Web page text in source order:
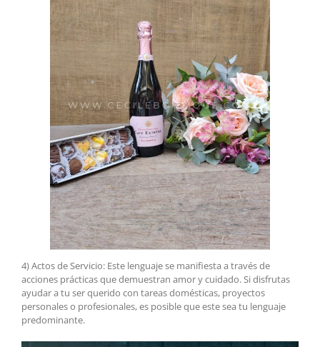
4) Actos de Servicio: Este lenguaje se manifiesta a través de
acciones prácticas que demuestran amor y cuidado. Si disfrutas
ayudar a tu ser querido con tareas domésticas, proyectos
personales o profesionales, es posible que este sea tu lenguaje
predominante.